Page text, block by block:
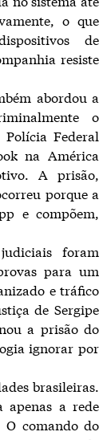
o que
de
resiste
abordou a
o
Federal
na América
A prisão,
porque a
e compõem,
foram
para um
e tráfico
de Sergipe
a prisão do
ignorar por
brasileiras.
apenas a rede
comando do